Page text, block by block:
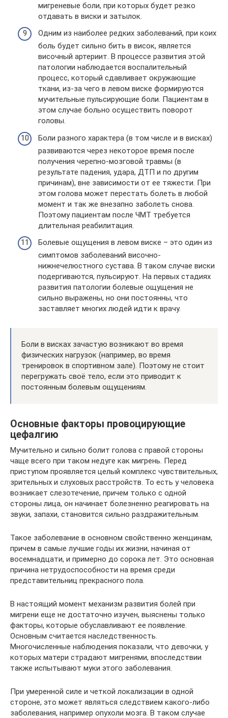
мигреневые боли, при которых будет резко
отдавать в виски и затылок.
Одним из наиболее редких заболеваний, при коих
боль будет сильно бить в висок, является
височный артериит. В процессе развития этой
патологии наблюдается воспалительный
процесс, который сдавливает окружающие
ткани, из-за чего в левом виске формируются
мучительные пульсирующие боли. Пациентам в
этом случае больно осуществить поворот
головы.
Боли разного характера (в том числе и в висках)
развиваются через некоторое время после
получения черепно-мозговой травмы (в
результате падения, удара, ДТП и по другим
причинам), вне зависимости от ее тяжести. При
этом голова может перестать болеть в любой
момент и так же внезапно заболеть снова.
Поэтому пациентам после ЧМТ требуется
длительная реабилитация.
Болевые ощущения в левом виске – это один из
симптомов заболеваний височно-
нижнечелюстного сустава. В таком случае виски
подергиваются, пульсируют. На первых стадиях
развития патологии болевые ощущения не
сильно выражены, но они постоянны, что
заставляет многих людей идти к врачу.
Боли в висках зачастую возникают во время
физических нагрузок (например, во время
тренировок в спортивном зале). Поэтому не стоит
перегружать своё тело, если это приводит к
постоянным болевым ощущениям.
Основные факторы провоцирующие
цефалгию
Мучительно и сильно болит голова с правой стороны
чаще всего при таком недуге как мигрень. Перед
приступом проявляется целый комплекс чувствительных,
зрительных и слуховых расстройств. То есть у человека
возникает слезотечение, причем только с одной
стороны лица, он начинает болезненно реагировать на
звуки, запахи, становится сильно раздражительным.
Такое заболевание в основном свойственно женщинам,
причем в самые лучшие годы их жизни, начиная от
восемнадцати, и примерно до сорока лет. Это основная
причина нетрудоспособности на время среди
представительниц прекрасного пола.
В настоящий момент механизм развития болей при
мигрени еще не достаточно изучен, выяснены только
факторы, которые обуславливают ее появление.
Основным считается наследственность.
Многочисленные наблюдения показали, что девочки, у
которых матери страдают мигренями, впоследствии
также испытывают муки этого заболевания.
При умеренной силе и четкой локализации в одной
стороне, это может являться следствием какого-либо
заболевания, например опухоли мозга. В таком случае